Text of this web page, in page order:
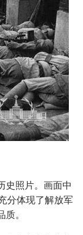
史照片。画面中
分体现了解放军
。